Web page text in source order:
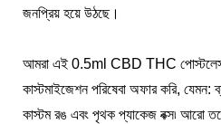
জনপ্রিয় হয়ে উঠছে।
আমরা এই 0.5ml CBD THC পোস্টলেস
কাস্টমাইজেশন পরিষেবা অফার করি, যেমন:
কাস্টম রঙ এবং পৃথক প্যাকেজ বক্স৷ আরো